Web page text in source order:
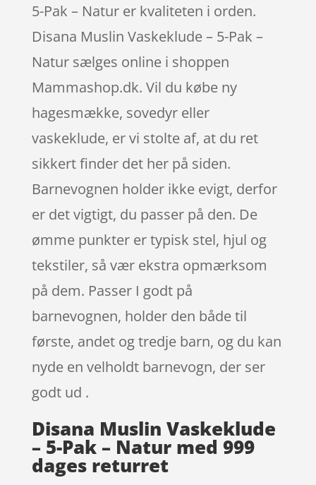
5-Pak – Natur er kvaliteten i orden.
Disana Muslin Vaskeklude – 5-Pak –
Natur sælges online i shoppen
Mammashop.dk. Vil du købe ny
hagesmække, sovedyr eller
vaskeklude, er vi stolte af, at du ret
sikkert finder det her på siden.
Barnevognen holder ikke evigt, derfor
er det vigtigt, du passer på den. De
ømme punkter er typisk stel, hjul og
tekstiler, så vær ekstra opmærksom
på dem. Passer I godt på
barnevognen, holder den både til
første, andet og tredje barn, og du kan
nyde en velholdt barnevogn, der ser
godt ud .
Disana Muslin Vaskeklude
– 5-Pak – Natur med 999
dages returret